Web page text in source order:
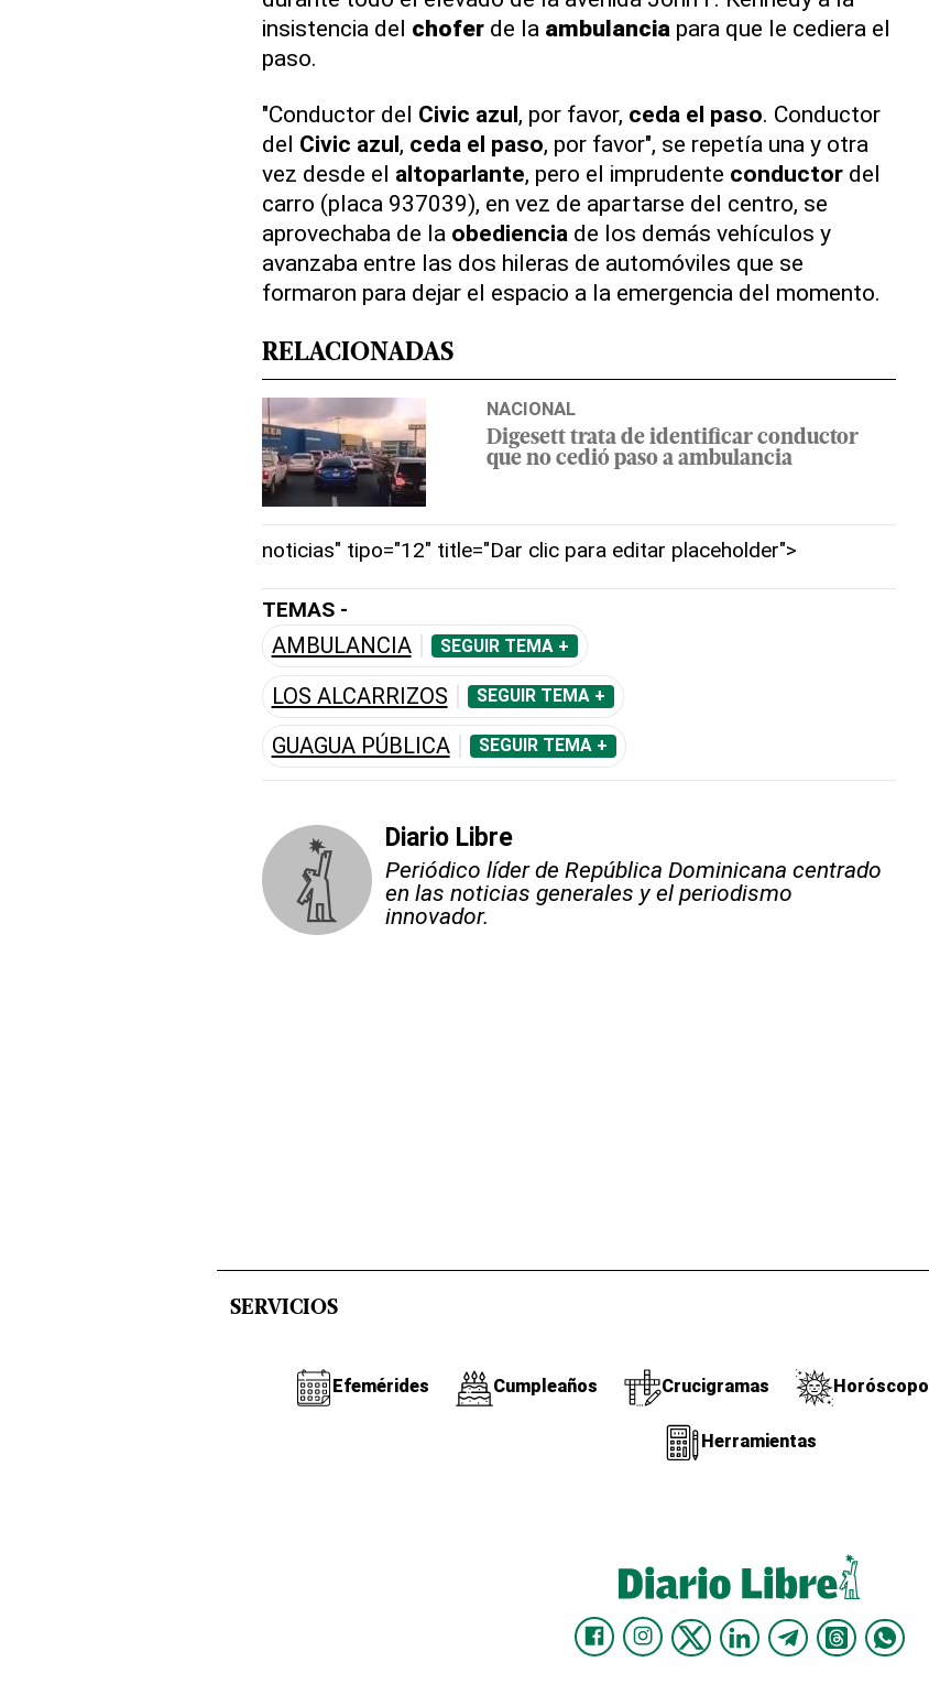
insistencia del choferde la ambulancia para que le cediera el
paso.
"Conductor del Civic azul, por favor, ceda el paso. Conductor
del Civic azul, ceda el paso, por favor", se repetía una y otra
vez desde el altoparlante, pero el imprudente conductordel
carro (placa 937039), en vez de apartarse del centro, se
aprovechaba de la obediencia de los demás vehículos y
avanzaba entre las dos hileras de automóviles que se
formaron para dejar el espacio a la emergencia del momento.
RELACIONADAS
NACIONAL
Digesett trata de identificar conductor
que no cedió paso a ambulancia
noticias" tipo="12" title="Dar clic para editar placeholder">
TEMAS -
AMBULANCIA SEGUIR TEMA +
LOS ALCARRIZOS SEGUIR TEMA +
GUAGUA PÚBLICA SEGUIR TEMA +
Diario Libre
Periódico líder de República Dominicana centrado
en las noticias generales y el periodismo
innovador.
SERVICIOS
Efemérides Cumpleaños Crucigramas Horóscopo
Herramientas